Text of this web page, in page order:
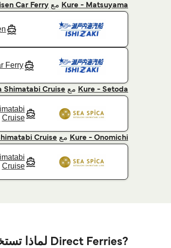
Kure - Matsuyama مع Car Ferry
Ferry
Kure - Setoda مع Shimatabi Cruise
Cruise
Kure - Onomichi مع Cruise
Cruise
?Direct Ferries لماذا تستخدم